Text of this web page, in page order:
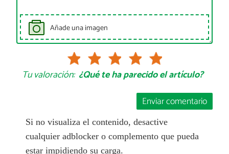
Añade una imagen
Tu valoración: ¿Qué te ha parecido el artículo?
Enviar comentario
Si no visualiza el contenido, desactive
cualquier adblocker o complemento que pueda
estar impidiendo su carga.